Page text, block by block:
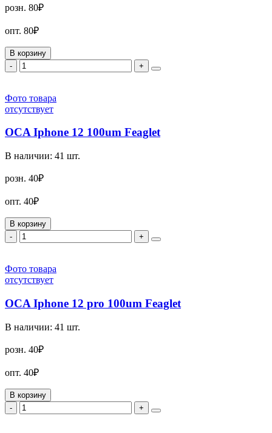
розн. 80₽
опт. 80₽
В корзину
-
+
Фото товара
отсутствует
OCA Iphone 12 100um Feaglet
В наличии: 41 шт.
розн. 40₽
опт. 40₽
В корзину
-
+
Фото товара
отсутствует
OCA Iphone 12 pro 100um Feaglet
В наличии: 41 шт.
розн. 40₽
опт. 40₽
В корзину
-
+